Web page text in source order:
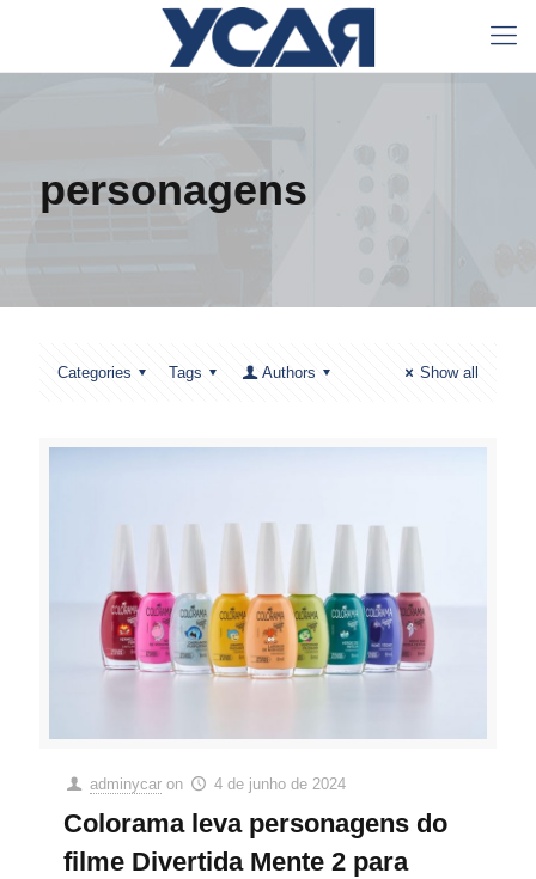
personagens
Categories Tags Authors Show all
adminycar on 4 de junho de 2024
Colorama leva personagens do
filme Divertida Mente 2 para